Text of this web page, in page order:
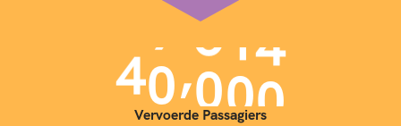
40,000
Vervoerde Passagiers